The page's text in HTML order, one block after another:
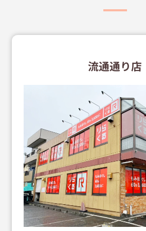
流通通り店